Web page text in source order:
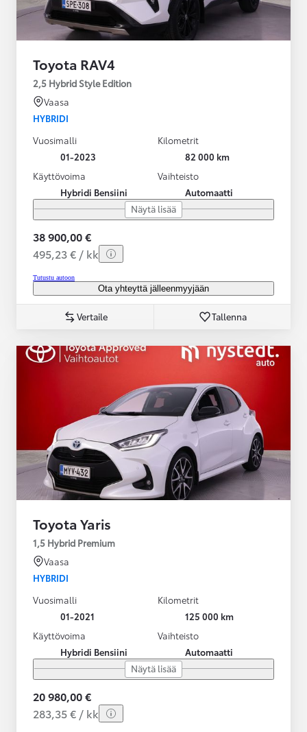
Toyota RAV4
2,5 Hybrid Style Edition
Vaasa
HYBRIDI
Vuosimalli
01-2023
Kilometrit
82 000 km
Käyttövoima
Hybridi Bensiini
Vaihteisto
Automaatti
Näytä lisää
38 900,00 €
495,23 € / kk
Tutustu autoon
Ota yhteyttä jälleenmyyjään
Vertaile Tallenna
Toyota Yaris
1,5 Hybrid Premium
Vaasa
HYBRIDI
Vuosimalli
01-2021
Kilometrit
125 000 km
Käyttövoima
Hybridi Bensiini
Vaihteisto
Automaatti
Näytä lisää
20 980,00 €
283,35 € / kk